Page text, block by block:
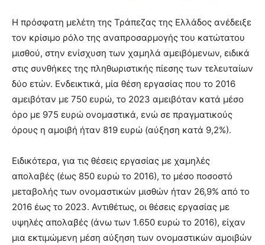
Η πρόσφατη μελέτη της Τράπεζας της Ελλάδος ανέδειξε
τον κρίσιμο ρόλο της αναπροσαρμογής του κατώτατου
μισθού, στην ενίσχυση των χαμηλά αμειβόμενων, ειδικά
στις συνθήκες της πληθωριστικής πίεσης των τελευταίων
δύο ετών. Ενδεικτικά, μία θέση εργασίας που το 2016
αμειβόταν με 750 ευρώ, το 2023 αμειβόταν κατά μέσο
όρο με 975 ευρώ ονομαστικά, ενώ σε πραγματικούς
όρους η αμοιβή ήταν 819 ευρώ (αύξηση κατά 9,2%).
Ειδικότερα, για τις θέσεις εργασίας με χαμηλές
απολαβές (έως 850 ευρώ το 2016), το μέσο ποσοστό
μεταβολής των ονομαστικών μισθών ήταν 26,9% από το
2016 έως το 2023. Αντιθέτως, οι θέσεις εργασίας με
υψηλές απολαβές (άνω των 1.650 ευρώ το 2016), είχαν
μια εκτιμώμενη μέση αύξηση των ονομαστικών αμοιβών